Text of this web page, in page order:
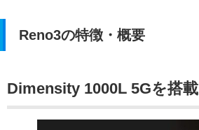
Reno3の特徴・概要
Dimensity 1000L 5Gを搭載